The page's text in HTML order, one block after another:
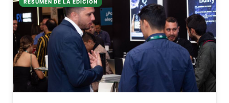
RESUMEN DE LA EDICIÓN